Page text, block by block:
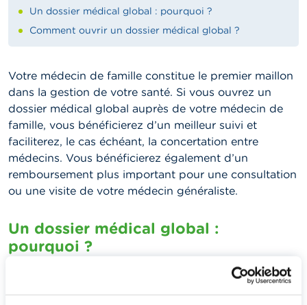
Un dossier médical global : pourquoi ?
Comment ouvrir un dossier médical global ?
Votre médecin de famille constitue le premier maillon
dans la gestion de votre santé. Si vous ouvrez un
dossier médical global auprès de votre médecin de
famille, vous bénéficierez d’un meilleur suivi et
faciliterez, le cas échéant, la concertation entre
médecins. Vous bénéficierez également d’un
remboursement plus important pour une consultation
ou une visite de votre médecin généraliste.
Un dossier médical global :
pourquoi ?
Un DMG contient toutes vos données médicales,
comme vos traitements en cours, des interventions